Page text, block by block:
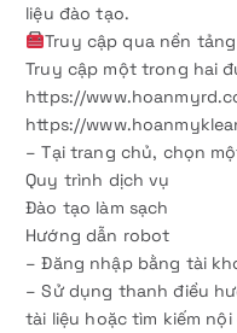
liệu đào tạo.
Truy cập qua nền
Truy cập một trong hai
https://
https://
– Tại trang chủ, chọn
Quy trình dịch vụ
Đào tạo làm sạch
Hướng dẫn robot
– Đăng nhập bằng tài
– Sử dụng thanh điều
tài liệu hoặc tìm kiếm